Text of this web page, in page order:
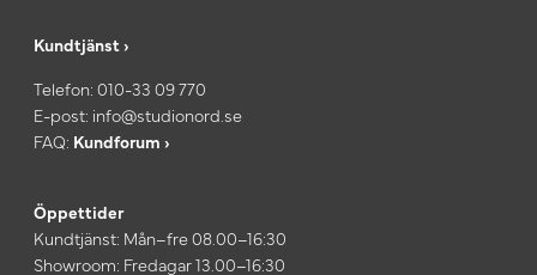
Kundtjänst ›
Telefon: 010-33 09 770
E-post: info@studionord.se
FAQ: Kundforum ›
Öppettider
Kundtjänst: Mån–fre 08.00–16:30
Showroom: Fredagar 13.00–16:30